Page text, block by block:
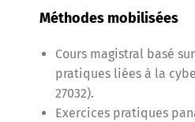
Méthodes mobilisées
Cours magistral basé
pratiques liées à la
27032).
Exercices pratiques